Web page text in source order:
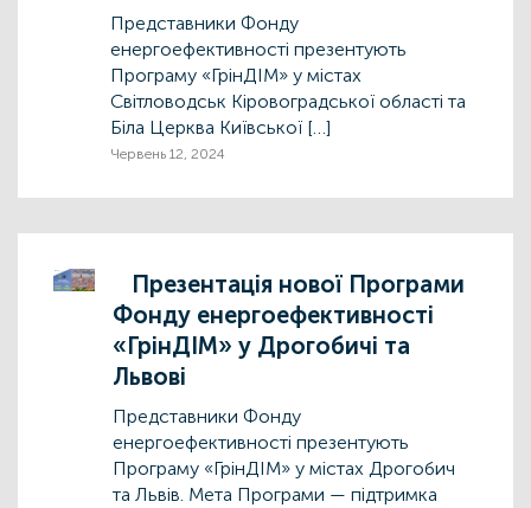
Представники Фонду
енергоефективності презентують
Програму «ГрінДІМ» у містах
Світловодськ Кіровоградської області та
Біла Церква Київської […]
Червень 12, 2024
Презентація нової Програми
Фонду енергоефективності
«ГрінДІМ» у Дрогобичі та
Львові
Представники Фонду
енергоефективності презентують
Програму «ГрінДІМ» у містах Дрогобич
та Львів. Мета Програми — підтримка